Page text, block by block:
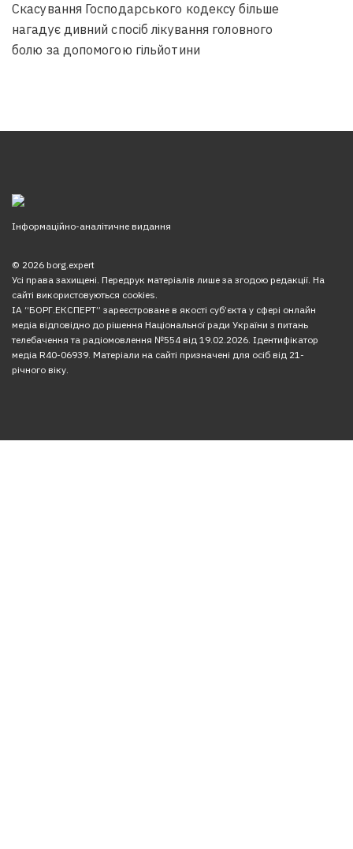
Скасування Господарського кодексу більше
нагадує дивний спосіб лікування головного
болю за допомогою гільйотини
Інформаційно-аналітичне видання
© 2026 borg.expert
Усі права захищені. Передрук матеріалів лише за згодою редакції. На
сайті використовуються cookies.
ІА “БОРГ.ЕКСПЕРТ” зареєстроване в якості суб’єкта у сфері онлайн
медіа відповідно до рішення Національної ради України з питань
телебачення та радіомовлення №554 від 19.02.2026. Ідентифікатор
медіа R40-06939. Матеріали на сайті призначені для осіб від 21-
річного віку.